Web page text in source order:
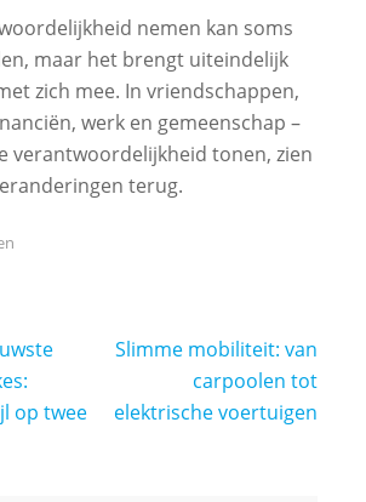
nemen kan soms
maar het brengt uiteindelijk
zich mee. In vriendschappen,
werk en gemeenschap –
verantwoordelijkheid tonen, zien
terug.
op twee
Slimme mobiliteit: van
carpoolen tot
elektrische voertuigen